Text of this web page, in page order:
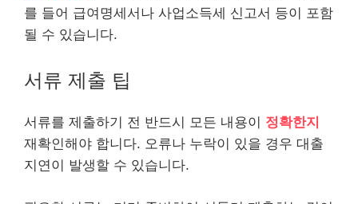
를 들어 급여명세서나 사업소득세 신고서 등이 포함
될 수 있습니다.
서류 제출 팁
서류를 제출하기 전 반드시 모든 내용이 정확한지
재확인해야 합니다. 오류나 누락이 있을 경우 대출
지연이 발생할 수 있습니다.